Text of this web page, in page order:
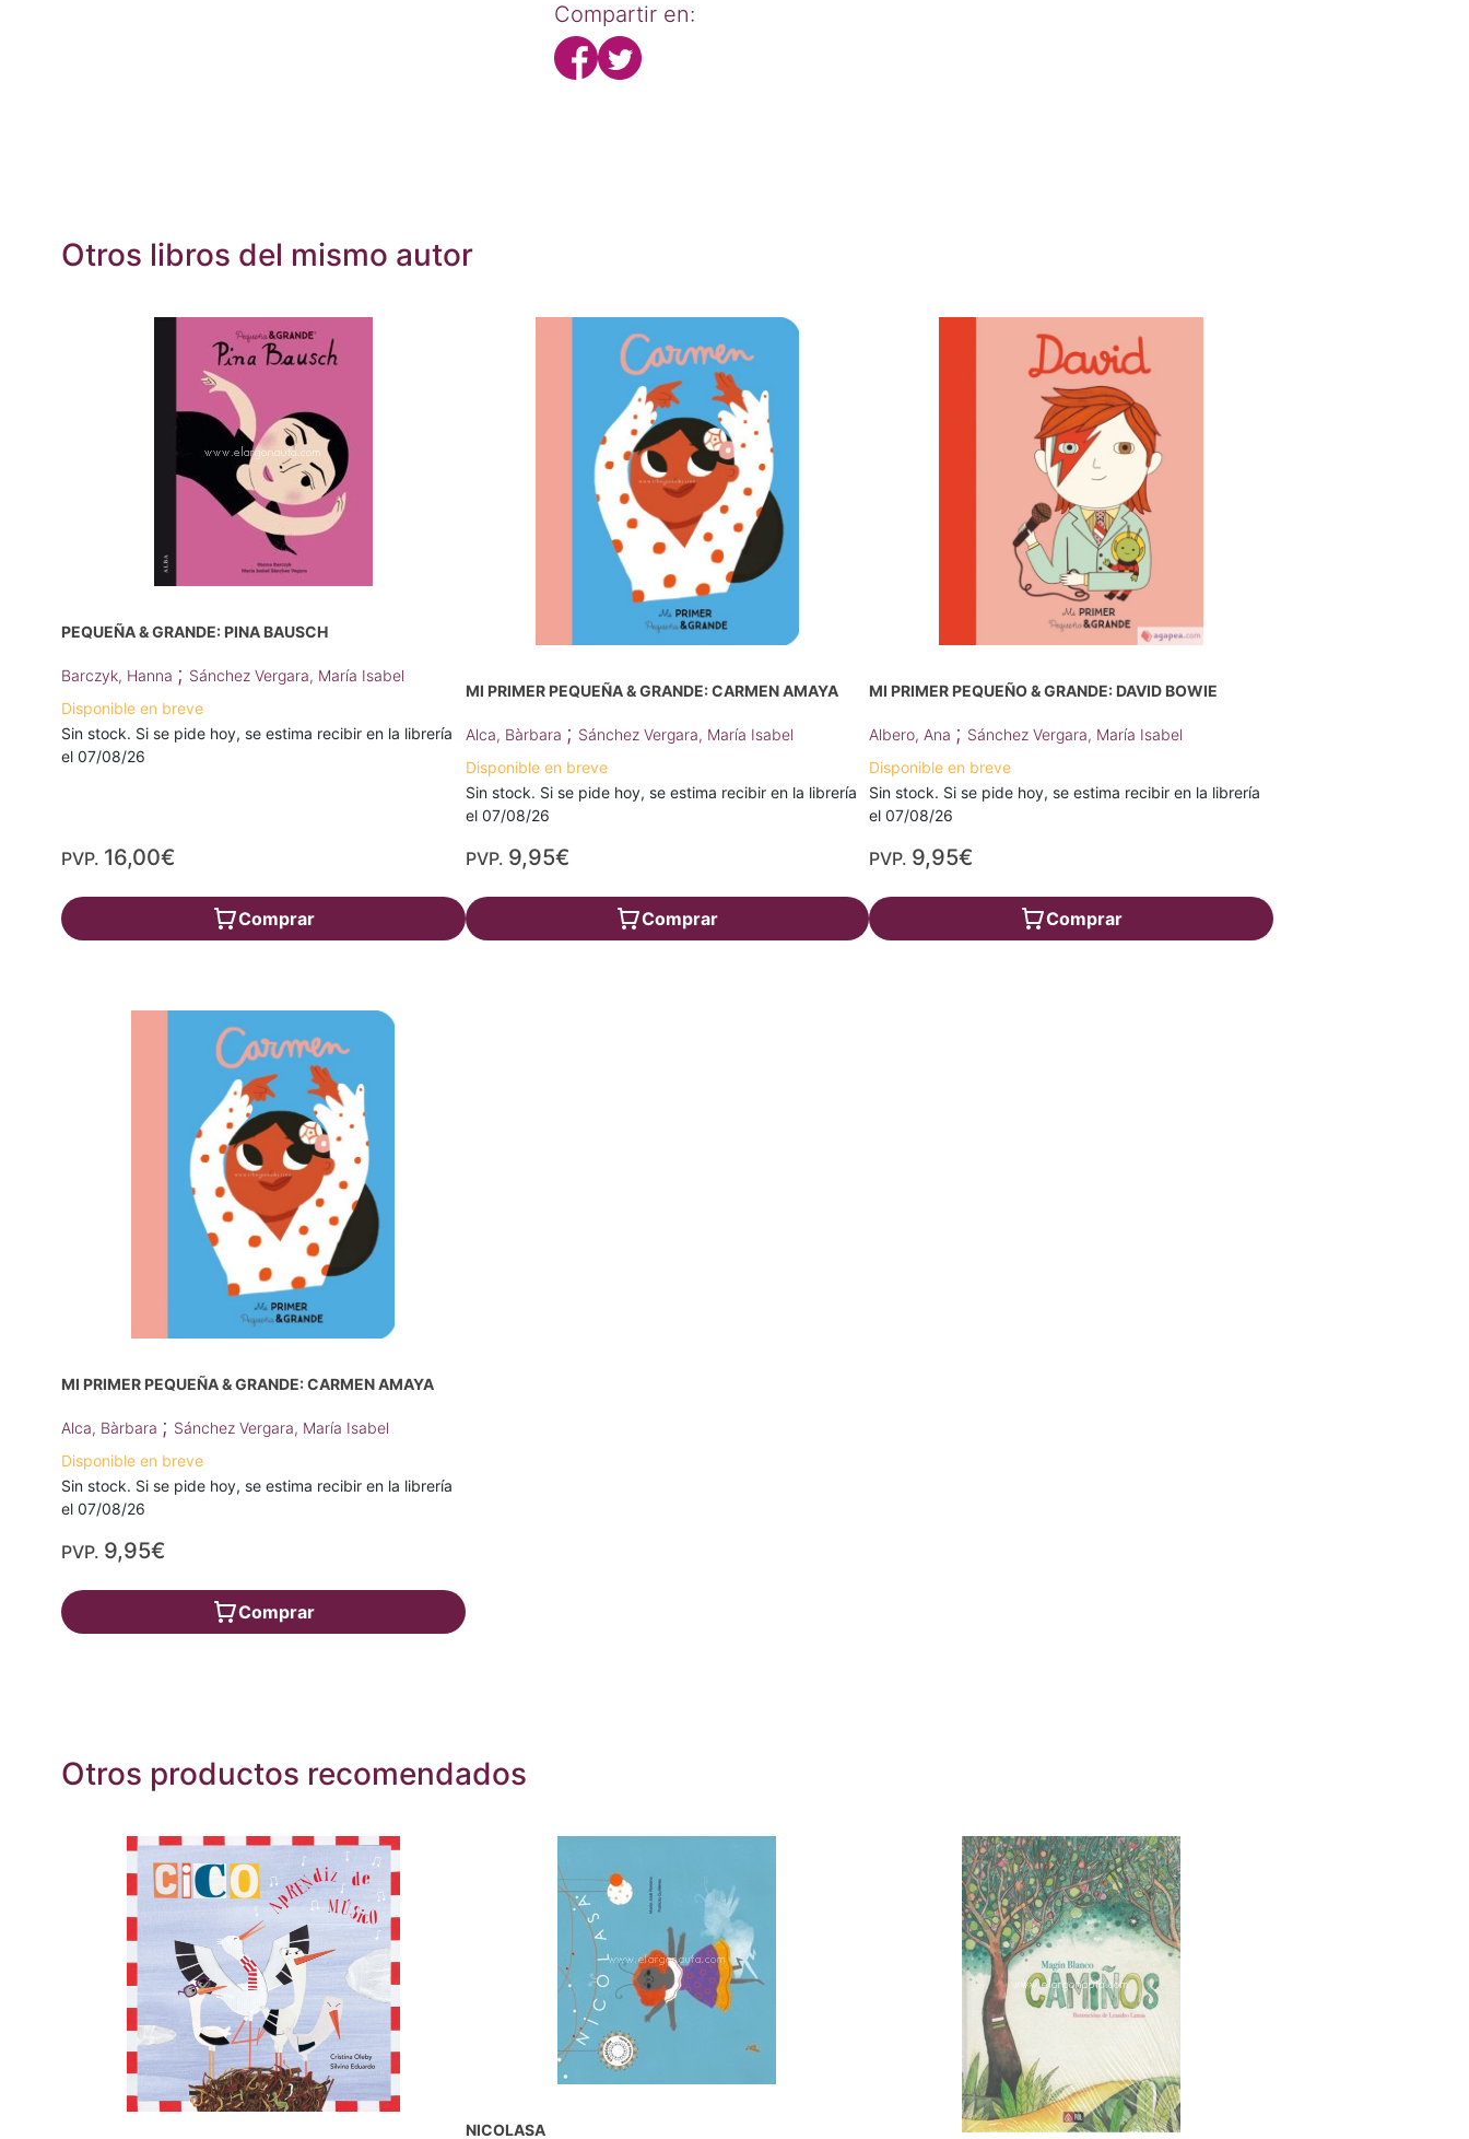
Compartir en:
Otros libros del mismo autor
PEQUEÑA & GRANDE: PINA BAUSCH
Barczyk, Hanna ; Sánchez Vergara, María Isabel
Disponible en breve
Sin stock. Si se pide hoy, se estima recibir en la librería
el 07/08/26
PVP. 16,00€
Comprar
MI PRIMER PEQUEÑA & GRANDE: CARMEN AMAYA
Alca, Bàrbara ; Sánchez Vergara, María Isabel
Disponible en breve
Sin stock. Si se pide hoy, se estima recibir en la librería
el 07/08/26
PVP. 9,95€
Comprar
MI PRIMER PEQUEÑO & GRANDE: DAVID BOWIE
Albero, Ana ; Sánchez Vergara, María Isabel
Disponible en breve
Sin stock. Si se pide hoy, se estima recibir en la librería
el 07/08/26
PVP. 9,95€
Comprar
MI PRIMER PEQUEÑA & GRANDE: CARMEN AMAYA
Alca, Bàrbara ; Sánchez Vergara, María Isabel
Disponible en breve
Sin stock. Si se pide hoy, se estima recibir en la librería
el 07/08/26
PVP. 9,95€
Comprar
Otros productos recomendados
NICOLASA